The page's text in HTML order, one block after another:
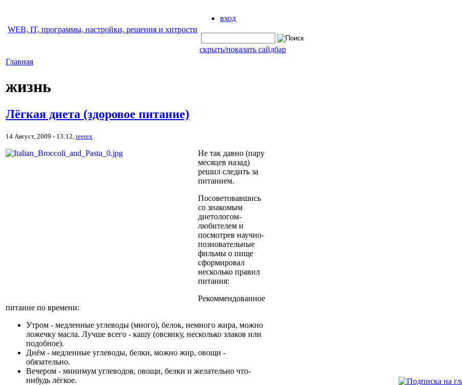
WEB, IT, программы, настройки, решения и хитрости
вход
скрыть/показать сайдбар
Главная
жизнь
Лёгкая диета (здоровое питание)
14 Август, 2009 - 13:12, teerex
Не так давно (пару
месяцев назад)
решил следить за
питанием.
Посоветовавшись
со знакомым
диетологом-
любителем и
посмотрев научно-
позновательные
фильмы о пище
сформировал
несколько правил
питания:
Рекоммендованное
питание по времени:
Утром - медленные углеводы (много), белок, немного жира, можно
ложечку масла. Лучше всего - кашу (овсянку, несколько злаков или
подобное).
Днём - медленные углеводы, белки, можно жир, овощи -
обязательно.
Вечером - минимум углеводов, овощи, белки и желательно что-
нибудь лёгкое.